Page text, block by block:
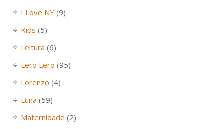
I Love NY(9)
Kids (5)
Leitura (6)
Lero Lero (95)
Lorenzo (4)
Luna (59)
Maternidade (2)